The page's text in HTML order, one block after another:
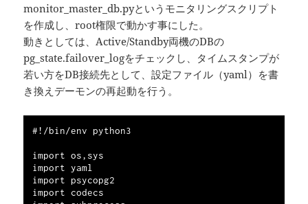
monitor_master_db.pyというモニタリングスクリプト
を作成し、root権限で動かす事にした。
動きとしては、Active/Standby両機のDBの
pg_state.failover_logをチェックし、タイムスタンプが
若い方をDB接続先として、設定ファイル（yaml）を書
き換えデーモンの再起動を行う。
#!/bin/env python3
import os,sys
import yaml
import psycopg2
import codecs